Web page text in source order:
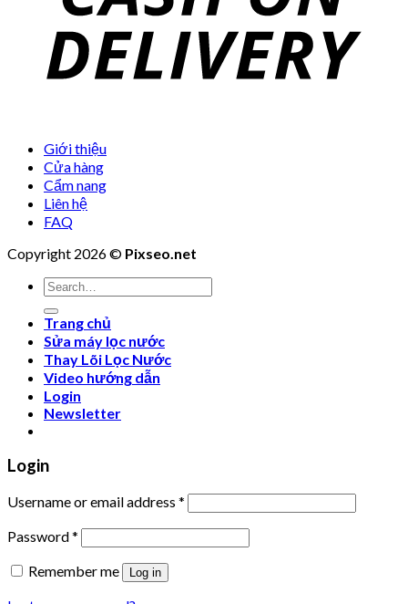
Giới thiệu
Cửa hàng
Cẩm nang
Liên hệ
FAQ
Copyright 2026 © Pixseo.net
Search
for:
Trang chủ
Sửa máy lọc nước
Thay Lõi Lọc Nước
Video hướng dẫn
Login
Newsletter
Login
Username or email address *
Password*
Remember me
Log in